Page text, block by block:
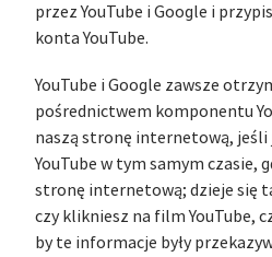
przez YouTube i Google i
konta YouTube.
YouTube i Google zawsze
pośrednictwem komponentu
naszą stronę internetową, jeśli
YouTube w tym samym czasie,
stronę internetową; dzieje się
czy klikniesz na film YouTube,
by te informacje były